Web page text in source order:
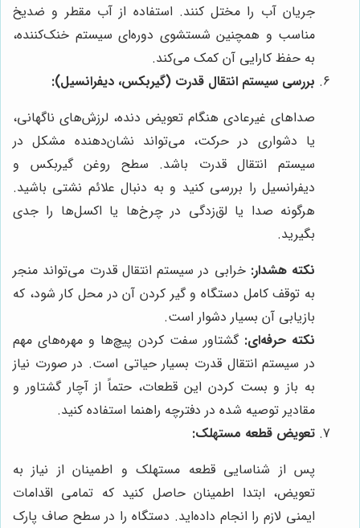
جریان آب را مختل کنند. استفاده از آب مقطر و ضدیخ
مناسب و همچنین شستشوی دوره‌ای سیستم خنک‌کننده،
به حفظ کارایی آن کمک می‌کند.
بررسی سیستم انتقال قدرت (گیربکس، دیفرانسیل):
صداهای غیرعادی هنگام تعویض دنده، لرزش‌های ناگهانی،
یا دشواری در حرکت، می‌تواند نشان‌دهنده مشکل در
سیستم انتقال قدرت باشد. سطح روغن گیربکس و
دیفرانسیل را بررسی کنید و به دنبال علائم نشتی باشید.
هرگونه صدا یا لق‌زدگی در چرخ‌ها یا اکسل‌ها را جدی
بگیرید.
نکته هشدار: خرابی در سیستم انتقال قدرت می‌تواند منجر
به توقف کامل دستگاه و گیر کردن آن در محل کار شود، که
بازیابی آن بسیار دشوار است.
نکته حرفه‌ای: گشتاور سفت کردن پیچ‌ها و مهره‌های مهم
در سیستم انتقال قدرت بسیار حیاتی است. در صورت نیاز
به باز و بست کردن این قطعات، حتماً از آچار گشتاور و
مقادیر توصیه شده در دفترچه راهنما استفاده کنید.
تعویض قطعه مستهلک:
پس از شناسایی قطعه مستهلک و اطمینان از نیاز به
تعویض، ابتدا اطمینان حاصل کنید که تمامی اقدامات
ایمنی لازم را انجام داده‌اید. دستگاه را در سطح صاف پارک